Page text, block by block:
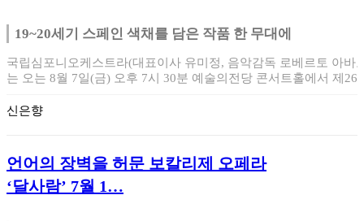
19~20세기 스페인 색채를 담은 작품 한 무대에
국립심포니오케스트라(대표이사 유미정, 음악감독 로베르토 아바
는 오는 8월 7일(금) 오후 7시 30분 예술의전당 콘서트홀에서 제266
신은향
언어의 장벽을 허문 보칼리제 오페라
‘달사람’ 7월 1…